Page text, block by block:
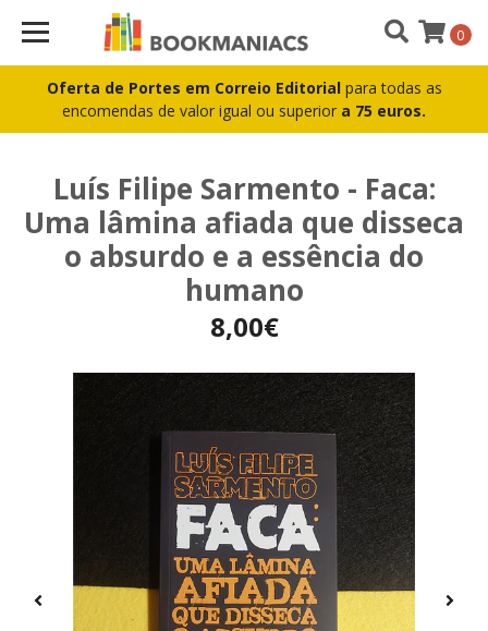
Oferta de Portes em Correio Editorial para todas as
encomendas de valor igual ou superior a 75 euros.
0
Luís Filipe Sarmento - Faca:
Uma lâmina afiada que disseca
o absurdo e a essência do
humano
8,00€